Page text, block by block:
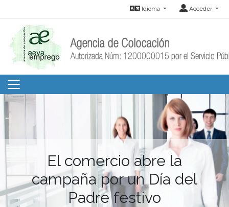
Idioma Acceder
El comercio abre la
campaña por un Día del
Padre festivo